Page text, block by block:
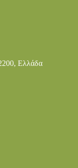
Ελλάδα